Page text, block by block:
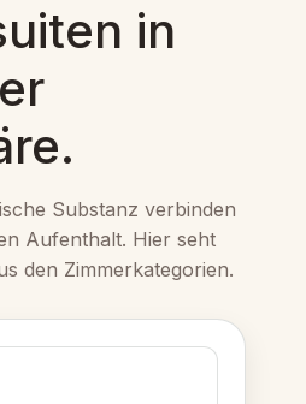
in
Substanz verbinden
Aufenthalt. Hier seht
den Zimmerkategorien.